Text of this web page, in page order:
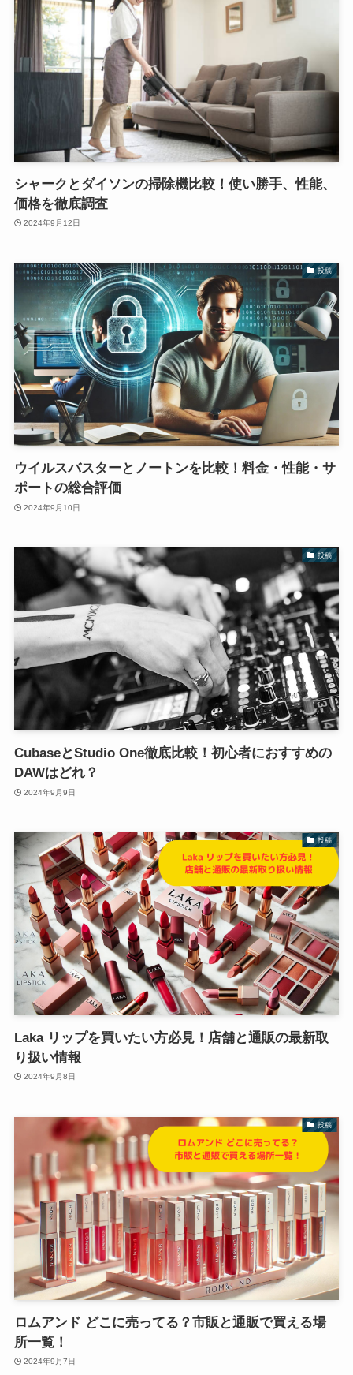
シャークとダイソンの掃除機比較！使い勝手、性能、
価格を徹底調査
2024年9月12日
投稿
ウイルスバスターとノートンを比較！料金・性能・サ
ポートの総合評価
2024年9月10日
投稿
CubaseとStudio One徹底比較！初心者におすすめの
DAWはどれ？
2024年9月9日
投稿
Laka リップを買いたい方必見！店舗と通販の最新取
り扱い情報
2024年9月8日
投稿
ロムアンド どこに売ってる？市販と通販で買える場
所一覧！
2024年9月7日